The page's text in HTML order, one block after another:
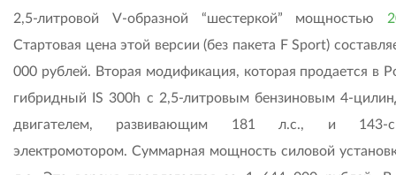
2,5-литровой V-образной “шестеркой” мощностью
Стартовая цена этой версии (без пакета F Sport)
000 рублей. Вторая модификация, которая продается в
гибридный IS 300h с 2,5-литровым бензиновым 4-
двигателем, развивающим 181 л.с., и 143-
электромотором. Суммарная мощность силовой